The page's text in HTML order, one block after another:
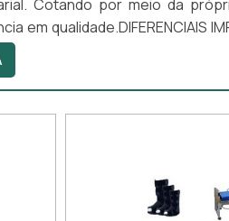
Cotando por meio da
em qualidade.DIFERENCIAIS
quer achar lavadora de
com a Sanders do Brasil. A
circuladores de saneantes,